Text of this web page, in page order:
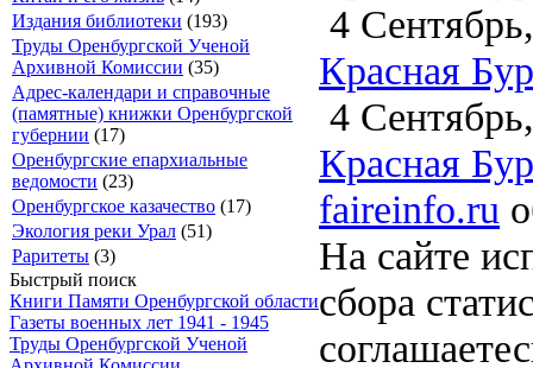
Издания библиотеки (193)
Труды Оренбургской Ученой
Архивной Комиссии (35)
Адрес-календари и справочные
(памятные) книжки Оренбургской
губернии (17)
Оренбургские епархиальные
ведомости (23)
Оренбургское казачество (17)
Экология реки Урал (51)
Раритеты (3)
Быстрый поиск
Книги Памяти Оренбургской области
Газеты военных лет 1941 - 1945
Труды Оренбургской Ученой
4
Красная
4
Красная
faireinfo.ru
На сайте
сбора